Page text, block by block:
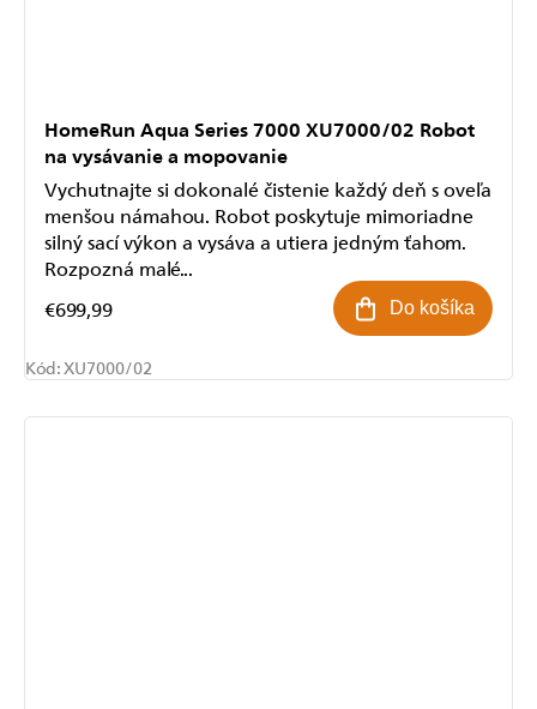
HomeRun Aqua Series 7000 XU7000/02 Robot
na vysávanie a mopovanie
€699,99 Do košíka
Vychutnajte si dokonalé čistenie každý deň s oveľa
menšou námahou. Robot poskytuje mimoriadne
silný sací výkon a vysáva a utiera jedným ťahom.
Rozpozná malé...
Kód:XU7000/02